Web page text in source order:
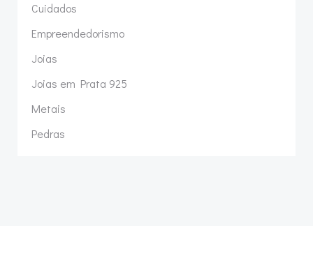
Cuidados
Empreendedorismo
Joias
Joias em Prata 925
Metais
Pedras